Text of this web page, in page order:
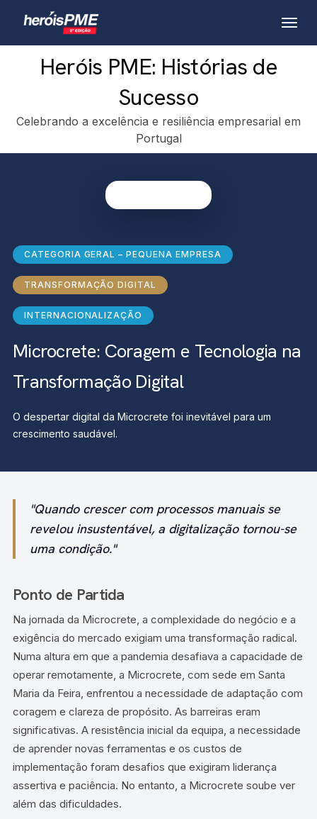
main
Menu
Heróis PME: Histórias de
Sucesso
Celebrando a excelência e resiliência empresarial em
Portugal
CATEGORIA GERAL – PEQUENA EMPRESA
TRANSFORMAÇÃO DIGITAL
INTERNACIONALIZAÇÃO
Microcrete: Coragem e Tecnologia na
Transformação Digital
O despertar digital da Microcrete foi inevitável para um
crescimento saudável.
"Quando crescer com processos manuais se
revelou insustentável, a digitalização tornou-se
uma condição."
Ponto de Partida
Na jornada da Microcrete, a complexidade do negócio e a
exigência do mercado exigiam uma transformação radical.
Numa altura em que a pandemia desafiava a capacidade de
operar remotamente, a Microcrete, com sede em Santa
Maria da Feira, enfrentou a necessidade de adaptação com
coragem e clareza de propósito. As barreiras eram
significativas. A resistência inicial da equipa, a necessidade
de aprender novas ferramentas e os custos de
implementação foram desafios que exigiram liderança
assertiva e paciência. No entanto, a Microcrete soube ver
além das dificuldades.